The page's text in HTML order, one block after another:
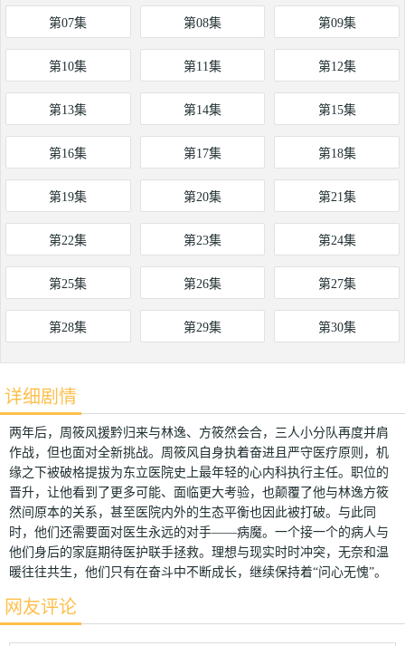
第07集 第08集 第09集
第10集 第11集 第12集
第13集 第14集 第15集
第16集 第17集 第18集
第19集 第20集 第21集
第22集 第23集 第24集
第25集 第26集 第27集
第28集 第29集 第30集
详细剧情
两年后，周筱风援黔归来与林逸、方筱然会合，三人小分队再度并肩
作战，但也面对全新挑战。周筱风自身执着奋进且严守医疗原则，机
缘之下被破格提拔为东立医院史上最年轻的心内科执行主任。职位的
晋升，让他看到了更多可能、面临更大考验，也颠覆了他与林逸方筱
然间原本的关系，甚至医院内外的生态平衡也因此被打破。与此同
时，他们还需要面对医生永远的对手——病魔。一个接一个的病人与
他们身后的家庭期待医护联手拯救。理想与现实时时冲突，无奈和温
暖往往共生，他们只有在奋斗中不断成长，继续保持着“问心无愧”。
网友评论